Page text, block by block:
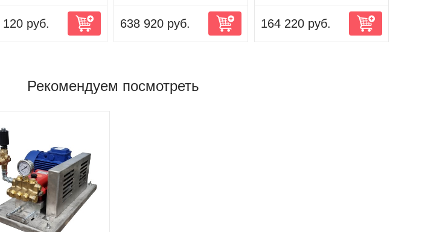
120 руб. 638 920 руб. 164 220 руб.
Рекомендуем посмотреть